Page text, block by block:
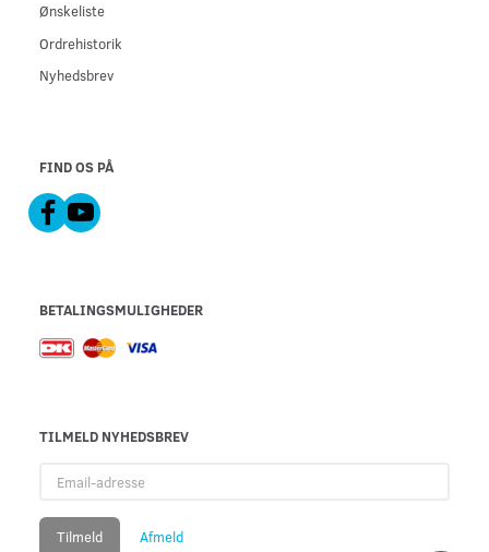
Ønskeliste
Ordrehistorik
Nyhedsbrev
FIND OS PÅ
BETALINGSMULIGHEDER
TILMELD NYHEDSBREV
adresse
Tilmeld Afmeld